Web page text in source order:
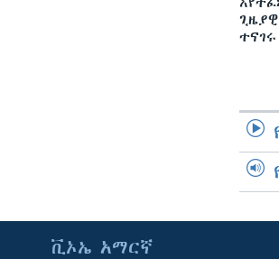
ተናገሩ
ቪኦኤ አማርኛ